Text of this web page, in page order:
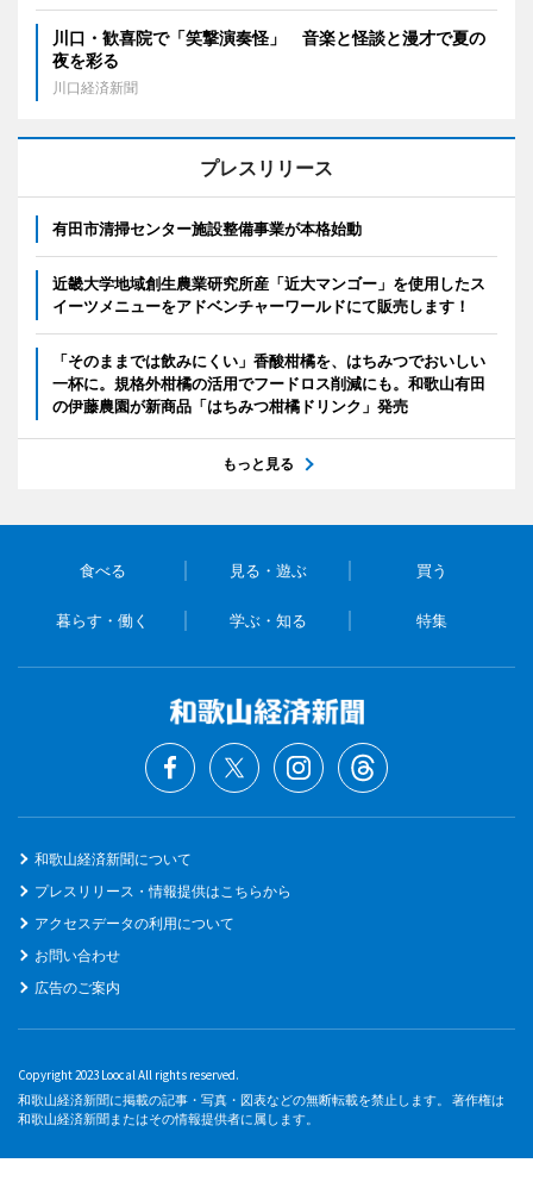
川口・歓喜院で「笑撃演奏怪」 音楽と怪談と漫才で夏の
夜を彩る
川口経済新聞
プレスリリース
有田市清掃センター施設整備事業が本格始動
近畿大学地域創生農業研究所産「近大マンゴー」を使用したス
イーツメニューをアドベンチャーワールドにて販売します！
「そのままでは飲みにくい」香酸柑橘を、はちみつでおいしい
一杯に。規格外柑橘の活用でフードロス削減にも。和歌山有田
の伊藤農園が新商品「はちみつ柑橘ドリンク」発売
もっと見る
食べる 見る・遊ぶ 買う
暮らす・働く 学ぶ・知る 特集
和歌山経済新聞について
プレスリリース・情報提供はこちらから
アクセスデータの利用について
お問い合わせ
広告のご案内
Copyright 2023 Loocal All rights reserved.
和歌山経済新聞に掲載の記事・写真・図表などの無断転載を禁止します。 著作権は
和歌山経済新聞またはその情報提供者に属します。